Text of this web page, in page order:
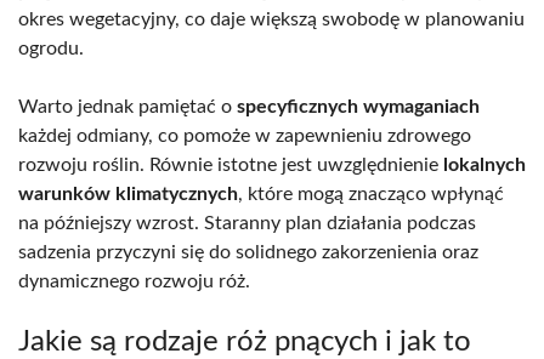
okres wegetacyjny, co daje większą swobodę w planowaniu
ogrodu.
Warto jednak pamiętać o specyficznych wymaganiach
każdej odmiany, co pomoże w zapewnieniu zdrowego
rozwoju roślin. Równie istotne jest uwzględnienie lokalnych
warunków klimatycznych, które mogą znacząco wpłynąć
na późniejszy wzrost. Staranny plan działania podczas
sadzenia przyczyni się do solidnego zakorzenienia oraz
dynamicznego rozwoju róż.
Jakie są rodzaje róż pnących i jak to